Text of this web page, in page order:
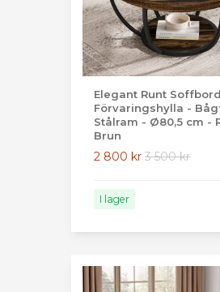
Elegant Runt
Förvaringshylla -
Stålram - Ø80,5 cm -
Brun
2 800 kr 3 500 kr
I lager